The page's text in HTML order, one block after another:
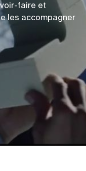
faire et
les accompagner